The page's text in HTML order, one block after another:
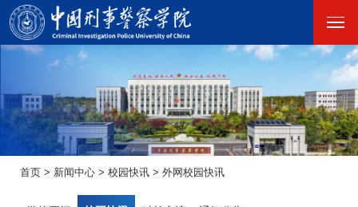
首页 > 新闻中心 > 校园快讯 > 外网校园快讯